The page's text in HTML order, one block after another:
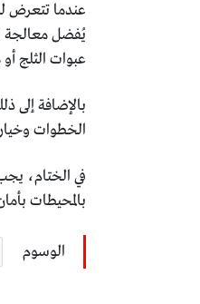
عندما تتعرض
يُفضل معالجة
عبوات الثلج
بالإضافة إلى
الخطوات
في الختام،
بالمحيطات
الوسوم